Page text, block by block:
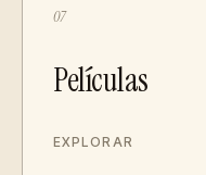
07
Películas
EXPLORAR